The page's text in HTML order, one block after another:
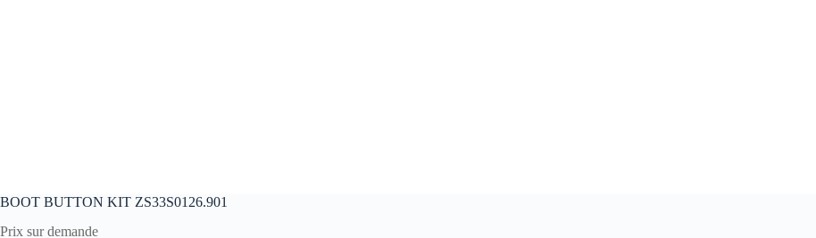
BOOT BUTTON KIT ZS33S0126.901
Prix sur demande